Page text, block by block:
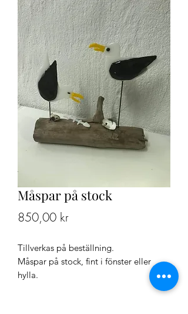
Måspar på stock
850,00 krPris
Tillverkas på beställning.
Måspar på stock, fint i fönster eller
hylla.